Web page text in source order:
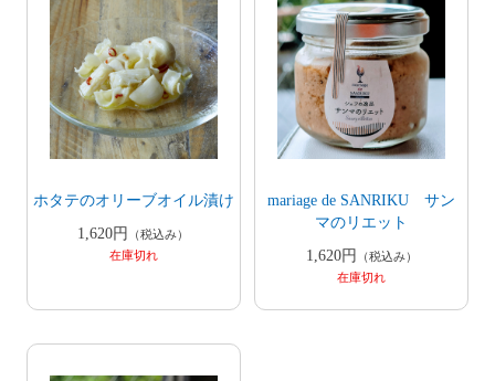
ホタテのオリーブオイル漬け
1,620円
（税込み）
在庫切れ
mariage de SANRIKU サン
マのリエット
1,620円
（税込み）
在庫切れ